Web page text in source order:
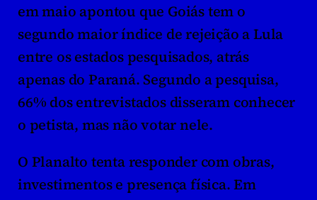
em maio apontou que Goiás tem o
segundo maior índice de rejeição a Lula
entre os estados pesquisados, atrás
apenas do Paraná. Segundo a pesquisa,
66% dos entrevistados disseram conhecer
o petista, mas não votar nele.
O Planalto tenta responder com obras,
investimentos e presença física. Em